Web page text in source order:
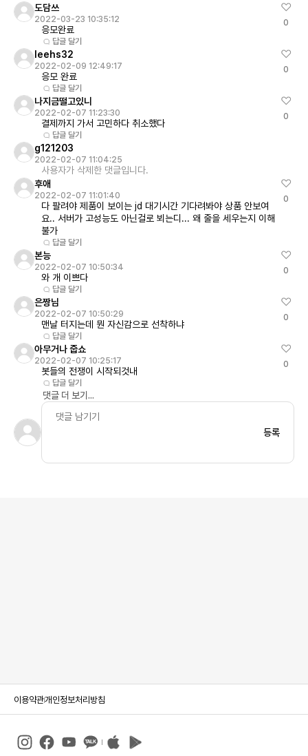
도담쓰
2022-03-23 10:35:12
응모완료
답글 달기
0
leehs32
2022-02-09 12:49:17
응모 완료
답글 달기
0
나지금떨고있니
2022-02-07 11:23:30
결제까지 가서 고민하다 취소했다
답글 달기
0
g121203
2022-02-07 11:04:25
사용자가 삭제한 댓글입니다.
후애
2022-02-07 11:01:40
다 팔려야 제품이 보이는 jd 대기시간 기다려봐야 상품 안보여
요.. 서버가 고성능도 아닌걸로 뵈는디... 왜 줄을 세우는지 이해
불가
답글 달기
0
본능
2022-02-07 10:50:34
와 개 이쁘다
답글 달기
0
은짱님
2022-02-07 10:50:29
맨날 터지는데 뭔 자신감으로 선착하냐
답글 달기
0
아무거나 줍쇼
2022-02-07 10:25:17
봇들의 전쟁이 시작되것내
답글 달기
0
댓글 더 보기...
등록
이용약관개인정보처리방침